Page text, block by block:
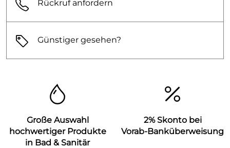
Rückruf anfordern
Günstiger gesehen?
Große Auswahl
hochwertiger Produkte
in Bad & Sanitär
2% Skonto bei
Vorab-Banküberweisung